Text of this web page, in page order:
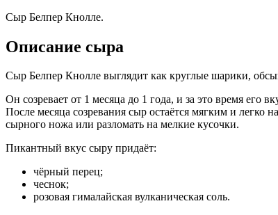
Сыр Белпер Кнолле.
Описание сыра
Сыр Белпер Кнолле выглядит как круглые шарики,
Он созревает от 1 месяца до 1 года, и за это время его
После месяца созревания сыр остаётся мягким и легко
сырного ножа или разломать на мелкие кусочки.
Пикантный вкус сыру придаёт:
чёрный перец;
чеснок;
розовая гималайская вулканическая соль.